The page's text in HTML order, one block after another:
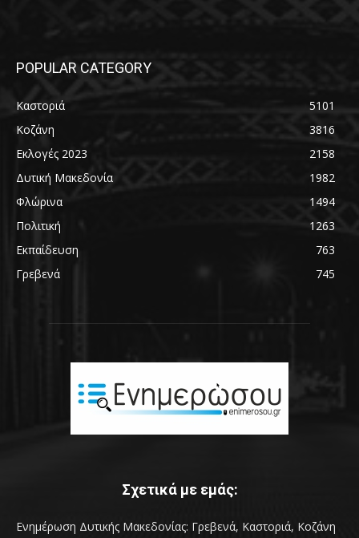
POPULAR CATEGORY
Καστοριά
5101
Κοζάνη
3816
Εκλογές 2023
2158
Δυτική Μακεδονία
1982
Φλώρινα
1494
Πολιτική
1263
Εκπαίδευση
763
Γρεβενά
745
Σχετικά με εμάς:
Ενημέρωση Δυτικής Μακεδονίας: Γρεβενά, Καστοριά, Κοζάνη